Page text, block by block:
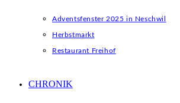
Adventsfenster 2025 in Neschwil
Herbstmarkt
Restaurant Freihof
CHRONIK